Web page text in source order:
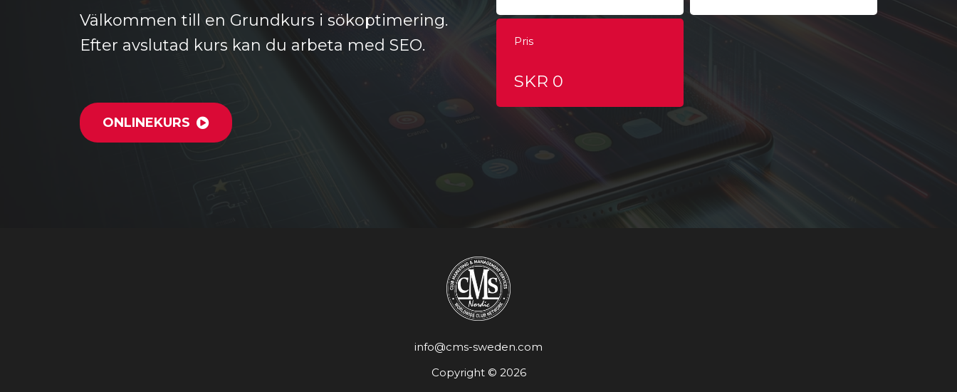
Välkommen till en Grundkurs i sökoptimering.
Efter avslutad kurs kan du arbeta med SEO.
ONLINEKURS
Pris
SKR 0
info@cms-sweden.com
Copyright © 2026